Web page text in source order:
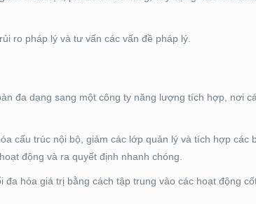
ro pháp lý và tư vấn các vấn đề pháp lý.
đa dạng sang một công ty năng lượng tích hợp, nơi
cấu trúc nội bộ, giảm các lớp quản lý và tích hợp các
động và ra quyết định nhanh chóng.
đa hóa giá trị bằng cách tập trung vào các hoạt động